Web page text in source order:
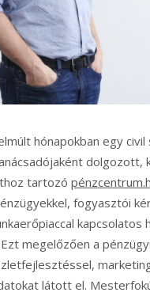
hónapokban egy
dolgozott,
tartozó
fogyasztói
kapcsolatos
megelőzően a
látott el.